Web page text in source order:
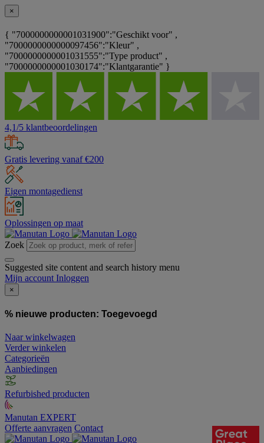
×
{ "7000000000001031900":"Geschikt voor" ,
"7000000000000097456":"Kleur" ,
"7000000000001031555":"Type product" ,
"7000000000001030174":"Klantgarantie" }
4,1/5 klantbeoordelingen
Gratis levering vanaf €200
Eigen montagedienst
Oplossingen op maat
Zoek
Suggested site content and search history menu
Mijn account Inloggen
×
% nieuwe producten: Toegevoegd
Naar winkelwagen
Verder winkelen
Categorieën
Aanbiedingen
Refurbished producten
Manutan EXPERT
Offerte aanvragen Contact